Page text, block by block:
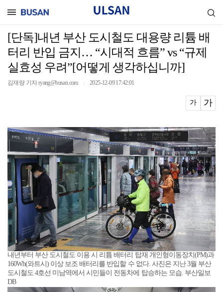
[단독]내년 부산 도시철도 대용량 리튬 배
터리 반입 금지… “시대적 흐름” vs “규제
실효성 우려”[어떻게 생각하십니까]
김재량 기자 ryang@busan.com 2025-12-09 17:42:01
가 가
내년부터 부산 도시철도 이용 시 리튬 배터리 탑재 개인형이동장치(PM)과
160Wh(와트시) 이상 보조 배터리를 반입할 수 없다. 사진은 지난 3월 부산
도시철도 4호선 미남역에서 시민들이 전동차에 탑승하는 모습. 부산일보
DB